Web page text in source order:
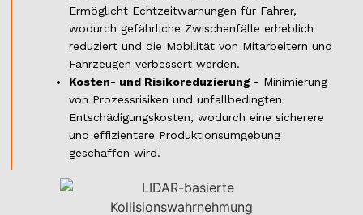
Ermöglicht Echtzeitwarnungen für Fahrer,
wodurch gefährliche Zwischenfälle erheblich
reduziert und die Mobilität von Mitarbeitern und
Fahrzeugen verbessert werden.
Kosten- und Risikoreduzierung - Minimierung
von Prozessrisiken und unfallbedingten
Entschädigungskosten, wodurch eine sicherere
und effizientere Produktionsumgebung
geschaffen wird.